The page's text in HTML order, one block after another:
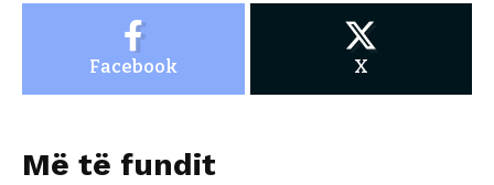
Facebook X
Më të fundit